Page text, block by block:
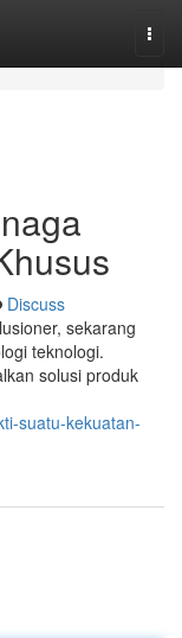
Discuss
sekarang
teknologi.
solusi produk
suatu-kekuatan-